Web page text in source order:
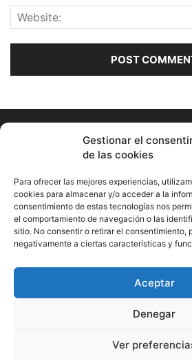
Gestionar el
de las cookies
Para ofrecer las mejores experiencias,
cookies para almacenar y/o acceder a la
consentimiento de estas tecnologías nos
el comportamiento de navegación o las
sitio. No consentir o retirar el consentimiento,
negativamente a ciertas características y
Aceptar
Denegar
Ver
ABOUT US
Información Cultural de Málaga y
Contact us:
FOLLOW US